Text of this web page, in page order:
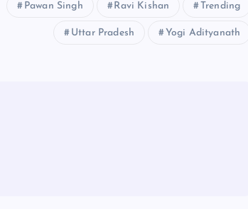
Pawan Singh Ravi Kishan Trending
Uttar Pradesh Yogi Adityanath